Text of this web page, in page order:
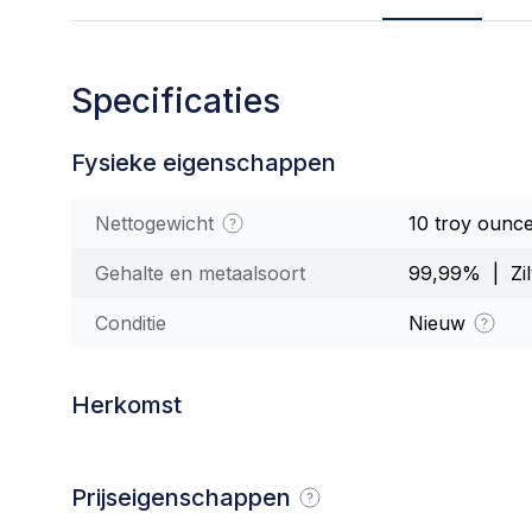
Specificaties
Fysieke eigenschappen
Nettogewicht 10 troy
Gehalte en metaalsoort 99,99% |
Conditie Nieuw
Herkomst
Prijseigenschappen